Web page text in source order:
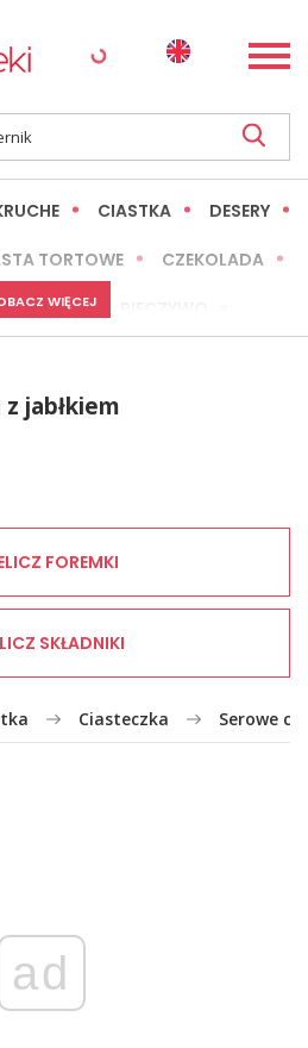
CIASTKA DESERY
TORTOWE CZEKOLADA
WYPIEKI
WIĘCEJ
jabłkiem
FOREMKI
SKŁADNIKI
Ciasteczka Serowe
ad